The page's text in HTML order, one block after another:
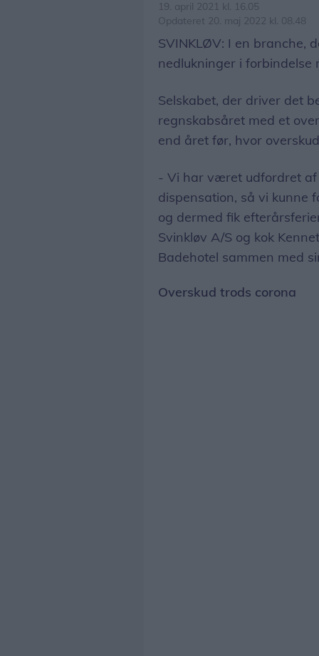
19. april 2021 kl. 16.05
Opdateret 20. maj 2022 kl. 08.48
SVINKLØV: I en branche,
nedlukninger i forbindelse
Selskabet, der driver det
regnskabsåret med et
end året før, hvor
- Vi har været udfordret af
dispensation, så vi kunne
og dermed fik
Svinkløv A/S og kok
Badehotel sammen med
Overskud trods corona